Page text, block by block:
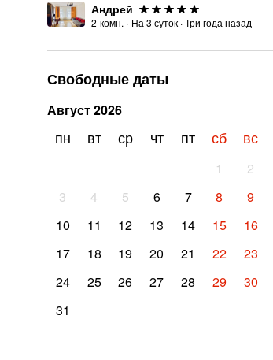
Свободные даты
Август2026
пн вт ср чт пт сб вс
1
2
3
4 5 6 7 8
9
10
11 12 13 14 15
16
17
18 19 20 21 22
23
24
25 26 27 28 29
30
31
Андрей
2-комн. · На 3 суток ·Три года назад